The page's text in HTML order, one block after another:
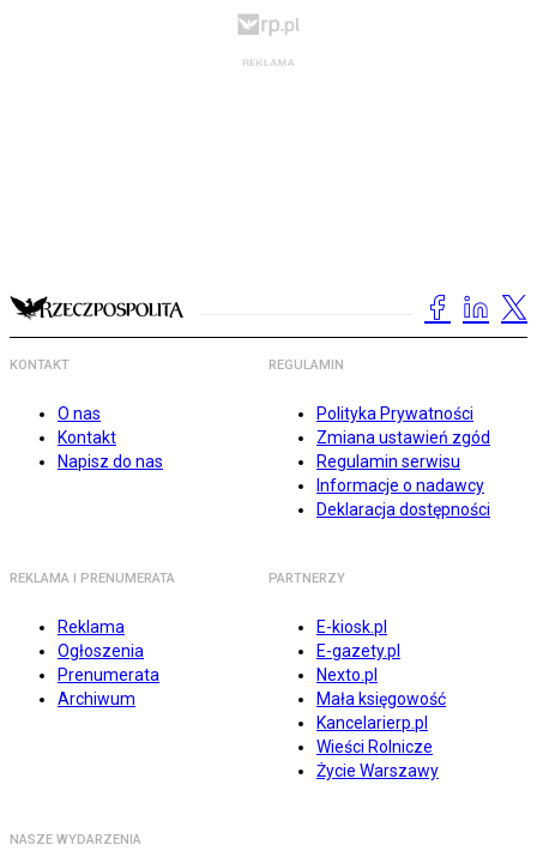
KONTAKT
O nas
Kontakt
Napisz do nas
REGULAMIN
Polityka Prywatności
Zmiana ustawień zgód
Regulamin serwisu
Informacje o nadawcy
Deklaracja dostępności
REKLAMA I PRENUMERATA
Reklama
Ogłoszenia
Prenumerata
Archiwum
PARTNERZY
E-kiosk.pl
E-gazety.pl
Nexto.pl
Mała księgowość
Kancelarierp.pl
Wieści Rolnicze
Życie Warszawy
NASZE WYDARZENIA